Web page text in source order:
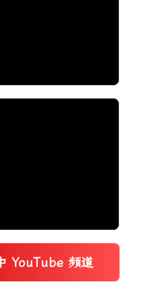
YouTube 頻道
(另開新視窗)